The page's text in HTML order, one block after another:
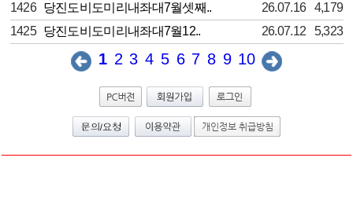
1426 당진도비도미리내좌대7월셋째.. 26.07.16
4,179
1425 당진도비도미리내좌대7월12.. 26.07.12 5,323
1 2 3 4 5 6 7 8 9 10